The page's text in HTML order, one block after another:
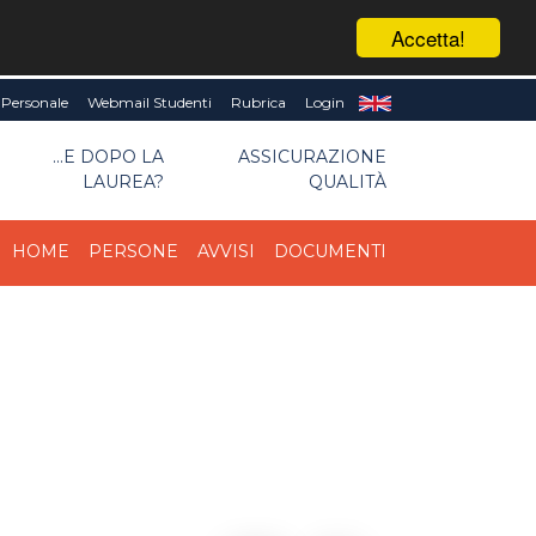
Accetta!
Webmail Studenti Rubrica Login
...E DOPO LA
LAUREA?
ASSICURAZIONE
QUALITÀ
HOME PERSONE AVVISI DOCUMENTI